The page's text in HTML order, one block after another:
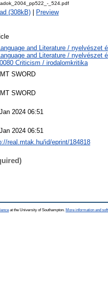
_524.pdf
(308kB) Preview
and Literature /
and Literature / nyelvészet
Criticism / irodalomkritika
SWORD
SWORD
2024 06:51
2024 06:51
real.mtak.hu/id/eprint/184818
at the University of Southampton. More information and